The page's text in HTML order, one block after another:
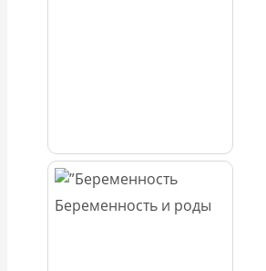
Беременность и роды